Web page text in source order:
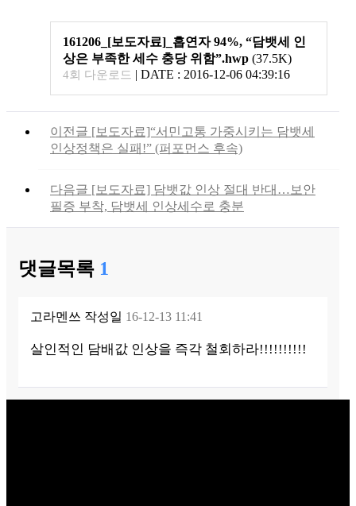
161206_[보도자료]_흡연자 94%, “담뱃세 인
상은 부족한 세수 충당 위함”.hwp (37.5K)
4회 다운로드 | DATE : 2016-12-06 04:39:16
이전글 [보도자료]“서민고통 가중시키는 담뱃세
인상정책은 실패!” (퍼포먼스 후속)
다음글 [보도자료] 담뱃값 인상 절대 반대…보안
필증 부착, 담뱃세 인상세수로 충분
댓글목록 1
고라멘쓰 작성일 16-12-13 11:41
살인적인 담배값 인상을 즉각 철회하라!!!!!!!!!!